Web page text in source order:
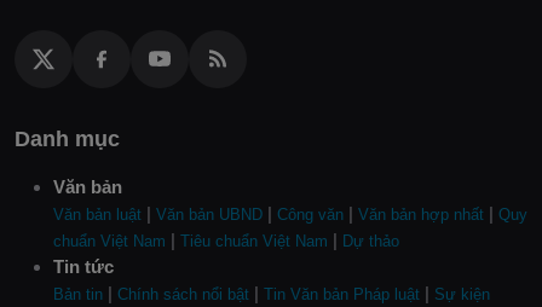
Danh mục
Văn bản
Văn bản luật | Văn bản UBND | Công văn | Văn bản hợp nhất | Quy
chuẩn Việt Nam | Tiêu chuẩn Việt Nam | Dự thảo
Tin tức
Bản tin | Chính sách nổi bật | Tin Văn bản Pháp luật | Sự kiện